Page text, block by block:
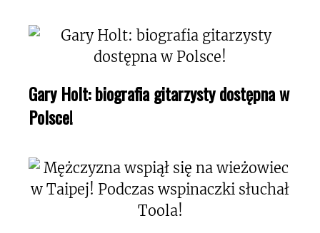
Gary Holt: biografia gitarzysty dostępna w
Polsce!